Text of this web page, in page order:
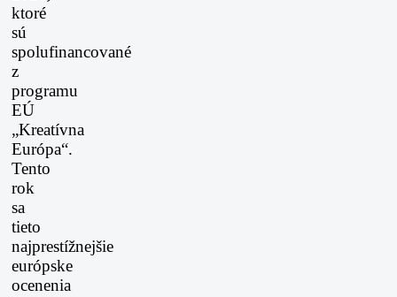
ktoré
sú
spolufinancované
z
programu
EÚ
„Kreatívna
Európa“.
Tento
rok
sa
tieto
najprestížnejšie
európske
ocenenia